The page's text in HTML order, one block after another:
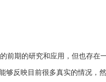
前期的研究和应用，但也存在
够反映目前很多真实的情况，